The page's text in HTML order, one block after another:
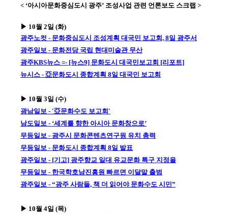
< ‘아시아문화중심도시 광주’ 조성사업 관련 언론보도 스크랩 >
▶ 10월 2일 (화)
광주노컷 - 문화중심도시 조성계획 대국민 보고회, 8일 광주서
광주일보 - 문화전당 국립 현대미술관 무산
광주KBS뉴스 =- [뉴스9] 문화도시 대국민보고회 [리포트]
뉴시스 - 亞문화도시 종합계획 8일 대국민 보고회
▶ 10월 3일 (수)
광남일보 - '亞문화수도 보고회'
남도일보 - ‘세계를 향한 아시아 문화창으로’
무등일보 - 광주시 문화콘텐츠연구원 유치 총력
무등일보 - 문화도시 종합계획 8일 발표
광주일보 - [기고] 광주향교 일대 유교문화 특구 지정을
무등일보 - 한국학호남진흥원 빠르면 이달말 출범
광주일보 - “광주 사람들, 책 더 읽어야 문화수도 시민”
▶ 10월 4일 (목)